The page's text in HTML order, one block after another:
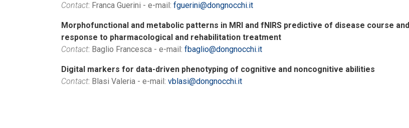
Contact: Franca Guerini - e-mail: fguerini@dongnocchi.it
Morphofunctional and metabolic patterns in MRI and fNIRS predictive of disease course and
response to pharmacological and rehabilitation treatment
Contact: Baglio Francesca - e-mail: fbaglio@dongnocchi.it
Digital markers for data-driven phenotyping of cognitive and noncognitive abilities
Contact: Blasi Valeria - e-mail: vblasi@dongnocchi.it